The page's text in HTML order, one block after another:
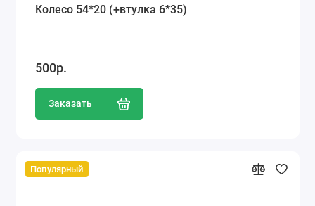
Колесо 54*20 (+втулка 6*35)
500р.
Заказать
Популярный